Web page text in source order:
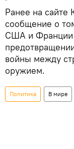
Ранее на сайте
сообщение о
США и Франции
войны между
оружием.
Политика В мире